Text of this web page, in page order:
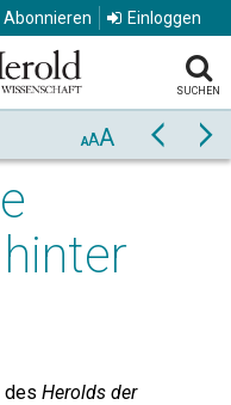
Abonnieren Einloggen
SUCHEN
AAA Zurück
des Herolds der